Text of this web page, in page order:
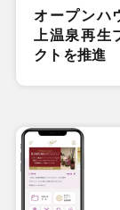
オープン
上温泉再生
クトを推進